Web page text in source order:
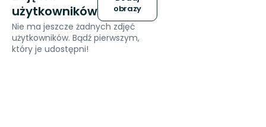
użytkowników
obrazy
Nie ma jeszcze żadnych zdjęć
użytkowników. Bądź pierwszym,
który je udostępni!